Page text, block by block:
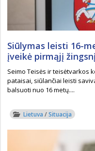
Siūlymas leisti 16-
įveikė pirmąjį žingsnį
Seimo Teisės ir teisėtvarkos
pataisai, siūlančiai leisti
balsuoti nuo 16 metų....
Lietuva /Situacija